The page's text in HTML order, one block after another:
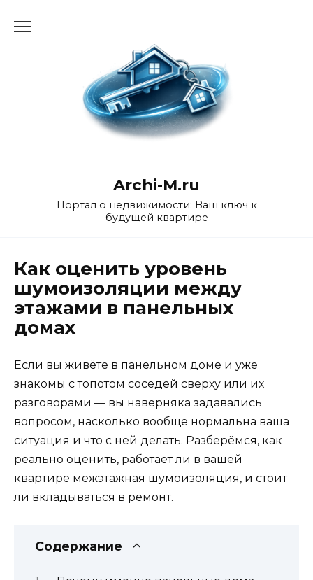
Archi-M.ru
Портал о недвижимости: Ваш ключ к
будущей квартире
Как оценить уровень
шумоизоляции между
этажами в панельных
домах
Если вы живёте в панельном доме и уже
знакомы с топотом соседей сверху или их
разговорами — вы наверняка задавались
вопросом, насколько вообще нормальна ваша
ситуация и что с ней делать. Разберёмся, как
реально оценить, работает ли в вашей
квартире межэтажная шумоизоляция, и стоит
ли вкладываться в ремонт.
Содержание